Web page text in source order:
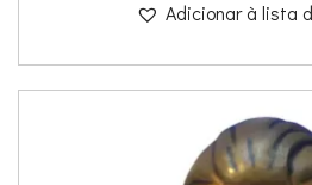
Adicionar à lista